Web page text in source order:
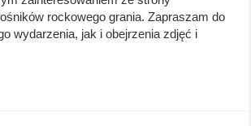
rockowego grania. Zapraszam do
wydarzenia, jak i obejrzenia zdjęć i